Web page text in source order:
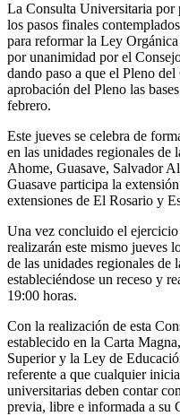
La Consulta Universitaria por
los pasos finales
para reformar la Ley
por unanimidad por el
dando paso a que el Pleno
aprobación del Pleno las
febrero.
Este jueves se celebra de
en las unidades regionales
Ahome, Guasave, Salvador
Guasave participa la
extensiones de El Rosario y
Una vez concluido el
realizarán este mismo jueves
de las unidades regionales de
estableciéndose un receso y
19:00 horas.
Con la realización de esta
establecido en la Carta
Superior y la Ley de
referente a que cualquier
universitarias deben contar
previa, libre e informada a su